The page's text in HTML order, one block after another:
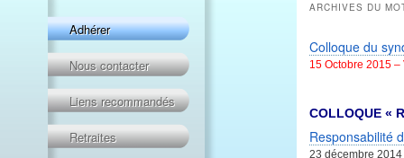
ARCHIVES DU
Colloque du
15 Octobre 2015
COLLOQUE «
Responsabilité
23 décembre
Adhérer
Nous contacter
Liens recommandés
Retraites